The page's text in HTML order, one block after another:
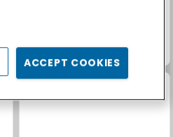
ACCEPT COOKIES